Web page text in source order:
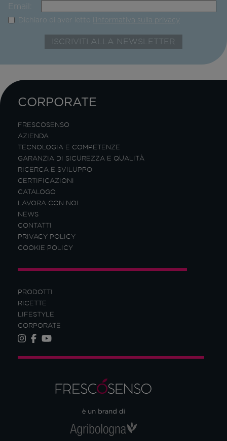
Email:
Dichiaro di aver letto l'informativa sulla privacy
PRODOTTI
RICETTE
LIFESTYLE
CORPORATE
CORPORATE
FRESCOSENSO
AZIENDA
TECNOLOGIA E COMPETENZE
GARANZIA DI SICUREZZA E QUALITÀ
RICERCA E SVILUPPO
CERTIFICAZIONI
CATALOGO
LAVORA CON NOI
NEWS
CONTATTI
PRIVACY POLICY
COOKIE POLICY